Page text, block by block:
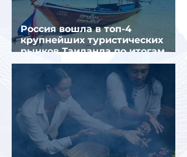
Россия вошла в топ-4
крупнейших туристических
рынков Таиланда по итогам
семи месяцев 2026 года